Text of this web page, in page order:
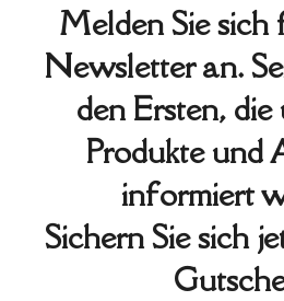
Melden Sie sich
Newsletter an.
den Ersten,
Produkte und
informiert
Sichern Sie sich